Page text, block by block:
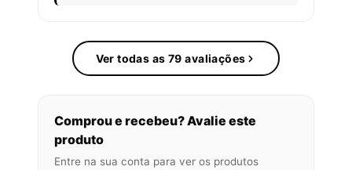
Ver todas as 79 avaliações
Comprou e recebeu? Avalie este
produto
Entre na sua conta para ver os produtos